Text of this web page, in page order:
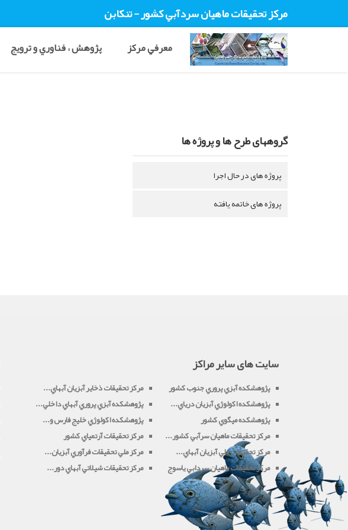
مرکز تحقيقات ماهيان سردآبي کشور - تنکابن
معرفي مرکز پژوهش ، فناوري و ترويج
گروههای طرح ها و پروژه ها
پروژه های در حال اجرا
پروژه های خاتمه یافته
سایت های سایر مراکز
پژوهشکده آبزي پروري جنوب کشور
مرکز تحقيقات ذخاير آبزيان آبهاي...
پژوهشکده اکولوژي آبزيان درياي...
پژوهشکده آبزي پروري آبهاي داخلي...
پژوهشکده ميگوي کشور
پژوهشکده اکولوژي خليج فارس و...
مرکز تحقيقات ماهيان سرآبي کشور...
مرکز تحقيقات آرتمياي کشور
مرکز تحقيقات ملي آبزيان آبهاي...
مرکز ملي تحقيقات فرآوري آبزيان...
مرکز تحقيقات ماهيان سردابي ياسوج
مرکز تحقيقات شيلاتي آبهاي دور...